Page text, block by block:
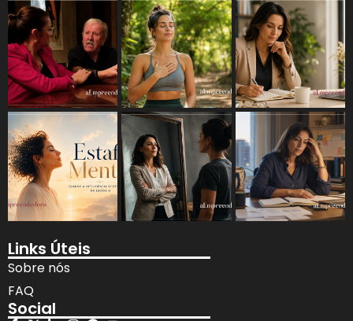
Links Úteis
Sobre nós
FAQ
Social